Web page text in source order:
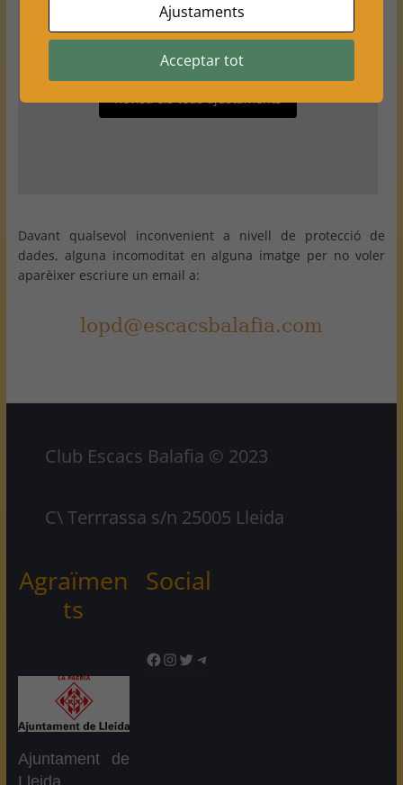
Els teus ajustaments poden estar impedint que vegis
aquest contingut. Probablement tens desactivada
Davant qualsevol inconvenient a nivell de protecció de
dades, alguna incomoditat en alguna imatge per no voler
aparèixer escriure un email a:
Club Escacs Balafia © 2023
C\ Terrrassa s/n 25005 Lleida
Agraïmen
ts
Ajuntament de
Social
Facebook
Instagram
TwitterTelegram
Ajustaments
Acceptar tot